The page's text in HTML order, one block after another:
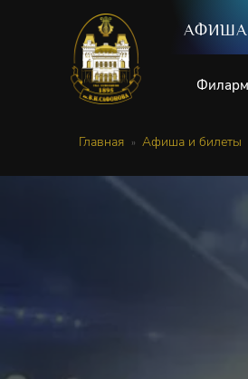
АФИША
Главная Афиша и билеты